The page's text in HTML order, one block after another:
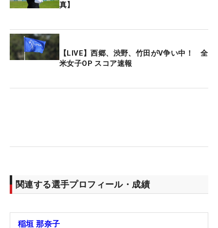
真】
【LIVE】西郷、渋野、竹田がV争い中！ 全
米女子OP スコア速報
関連する選手プロフィール・成績
稲垣 那奈子